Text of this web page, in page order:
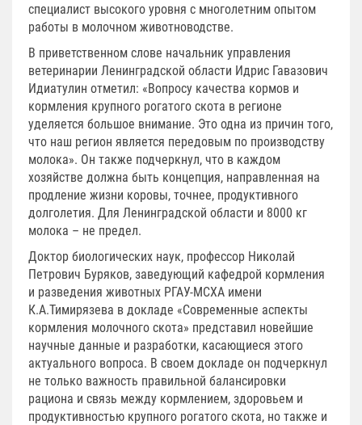
специалист высокого уровня с многолетним опытом
работы в молочном животноводстве.
В приветственном слове начальник управления
ветеринарии Ленинградской области Идрис Гавазович
Идиатулин отметил: «Вопросу качества кормов и
кормления крупного рогатого скота в регионе
уделяется большое внимание. Это одна из причин того,
что наш регион является передовым по производству
молока». Он также подчеркнул, что в каждом
хозяйстве должна быть концепция, направленная на
продление жизни коровы, точнее, продуктивного
долголетия. Для Ленинградской области и 8000 кг
молока – не предел.
Доктор биологических наук, профессор Николай
Петрович Буряков, заведующий кафедрой кормления
и разведения животных РГАУ-МСХА имени
К.А.Тимирязева в докладе «Современные аспекты
кормления молочного скота» представил новейшие
научные данные и разработки, касающиеся этого
актуального вопроса. В своем докладе он подчеркнул
не только важность правильной балансировки
рациона и связь между кормлением, здоровьем и
продуктивностью крупного рогатого скота, но также и